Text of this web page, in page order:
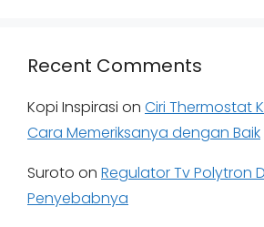
Recent Comments
Kopi Inspirasi on Ciri Thermostat
Cara Memeriksanya dengan Baik
Suroto on Regulator Tv Polytron
Penyebabnya